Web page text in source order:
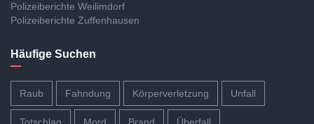
Polizeiberichte Weilimdorf
Polizeiberichte Zuffenhausen
Häufige Suchen
Raub Fahndung Körperverletzung Unfall